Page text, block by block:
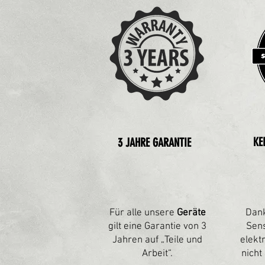
3 JAHRE GARANTIE
Für alle unsere Geräte
gilt eine Garantie von 3
Jahren auf „Teile und
Arbeit“.